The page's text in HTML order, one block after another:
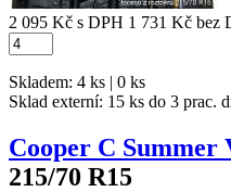
2 095 Kč s DPH 1 731 Kč bez
Skladem: 4 ks | 0 ks
Sklad externí: 15 ks do 3 prac.
Cooper C Summer
215/70 R15